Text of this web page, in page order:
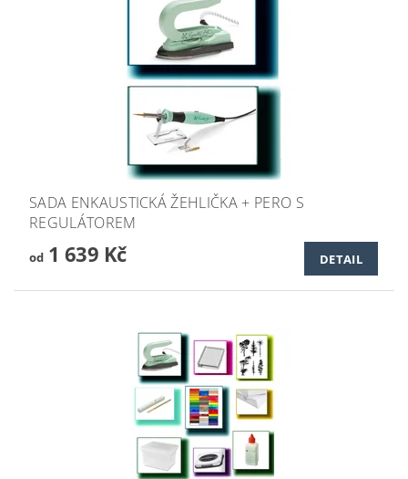
SADA ENKAUSTICKÁ ŽEHLIČKA + PERO S
REGULÁTOREM
od1 639 Kč DETAIL